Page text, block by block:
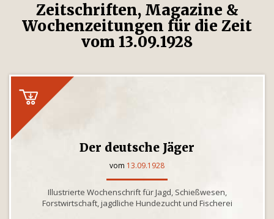
Zeitschriften, Magazine &
Wochenzeitungen für die Zeit
vom 13.09.1928
Der deutsche Jäger
vom 13.09.1928
Illustrierte Wochenschrift für Jagd, Schießwesen,
Forstwirtschaft, jagdliche Hundezucht und Fischerei